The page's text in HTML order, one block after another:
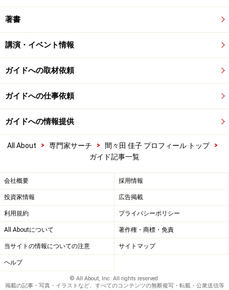
著書
講演・イベント情報
ガイドへの取材依頼
ガイドへの仕事依頼
ガイドへの情報提供
All About > 専門家サーチ > 間々田 佳子 プロフィール トップ
>
ガイド記事一覧
会社概要 採用情報
投資家情報 広告掲載
利用規約 プライバシーポリシー
All Aboutについて 著作権・商標・免責
当サイトの情報についての注意 サイトマップ
ヘルプ
© All About, Inc. All rights reserved.
掲載の記事・写真・イラストなど、すべてのコンテンツの無断複写・転載・公衆送信等